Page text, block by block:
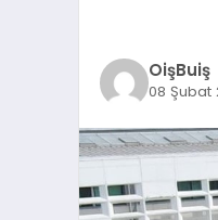
OişBuiş
08 Şubat